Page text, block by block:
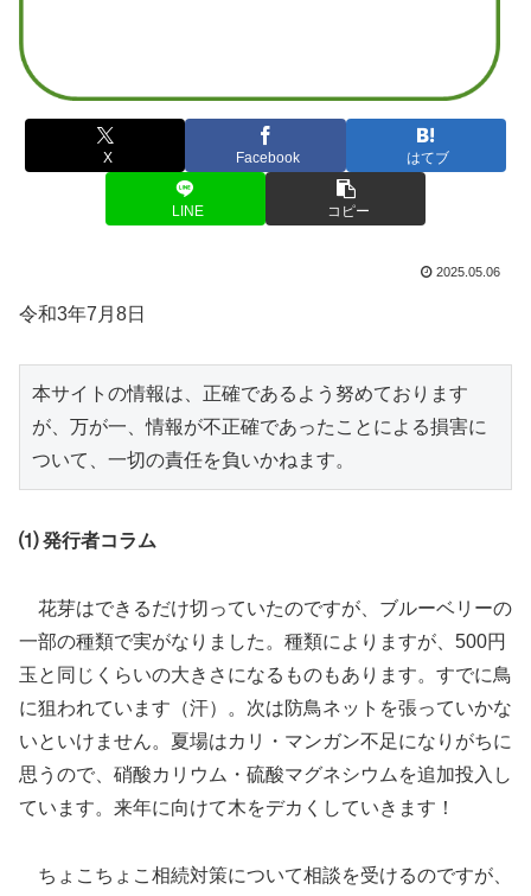
X Facebook はてブ
LINE コピー
2025.05.06
令和3年7月8日
本サイトの情報は、正確であるよう努めております
が、万が一、情報が不正確であったことによる損害に
ついて、一切の責任を負いかねます。
⑴ 発行者コラム
花芽はできるだけ切っていたのですが、ブルーベリーの
一部の種類で実がなりました。種類によりますが、500円
玉と同じくらいの大きさになるものもあります。すでに鳥
に狙われています（汗）。次は防鳥ネットを張っていかな
いといけません。夏場はカリ・マンガン不足になりがちに
思うので、硝酸カリウム・硫酸マグネシウムを追加投入し
ています。来年に向けて木をデカくしていきます！
ちょこちょこ相続対策について相談を受けるのですが、